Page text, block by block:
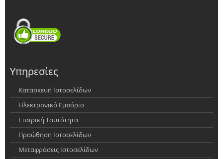
Υπηρεσίες
Κατασκευή Ιστοσελίδων
Ηλεκτρονικό Εμπόριο
Εταιρική Ταυτότητα
Προώθηση Ιστοσελίδων
Μεταφράσεις Ιστοσελίδων